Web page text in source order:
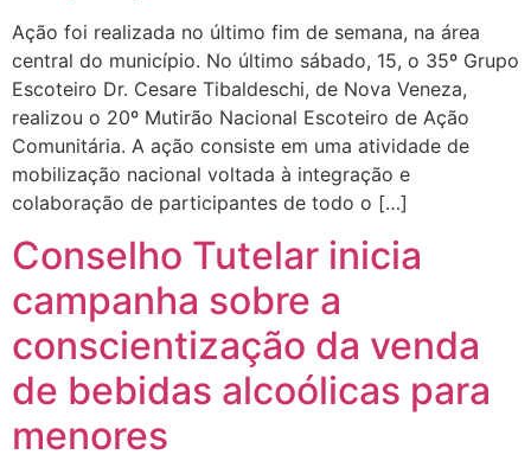
Ação foi realizada no último fim de semana, na área
central do município. No último sábado, 15, o 35º Grupo
Escoteiro Dr. Cesare Tibaldeschi, de Nova Veneza,
realizou o 20º Mutirão Nacional Escoteiro de Ação
Comunitária. A ação consiste em uma atividade de
mobilização nacional voltada à integração e
colaboração de participantes de todo o […]
Conselho Tutelar inicia
campanha sobre a
conscientização da venda
de bebidas alcoólicas para
menores